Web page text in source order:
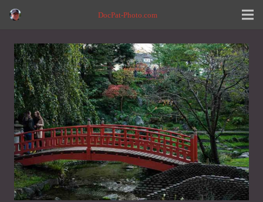
DocPat-Photo.com